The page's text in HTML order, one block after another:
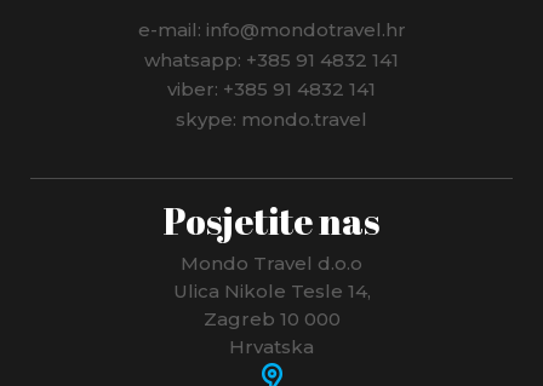
e-mail: info@mondotravel.hr
whatsapp: +385 91 4832 141
viber: +385 91 4832 141
skype: mondo.travel
Posjetite nas
Mondo Travel d.o.o
Ulica Nikole Tesle 14,
Zagreb 10 000
Hrvatska